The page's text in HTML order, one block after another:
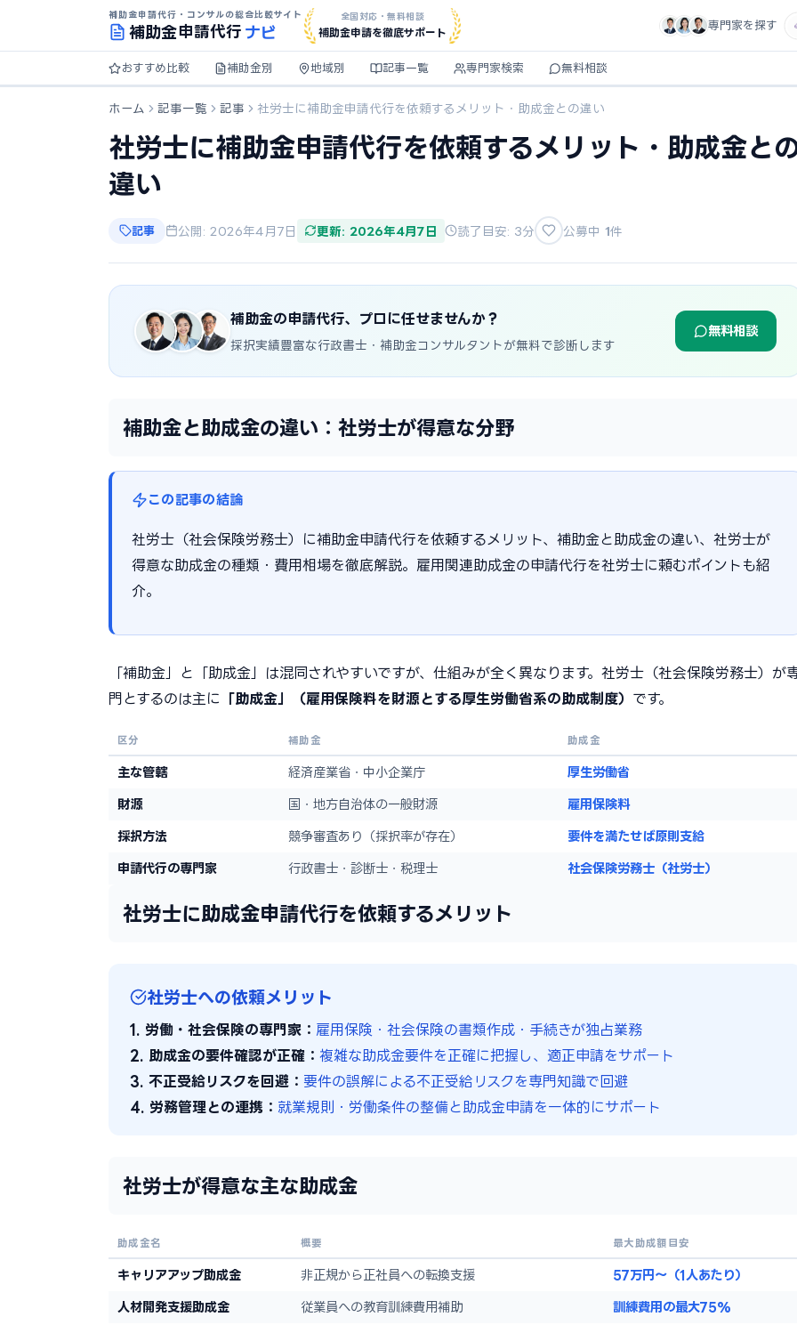
補助金申請代行・コンサルの総合比較サイト
補助金申請代行 ナビ
全国対応・無料相談
補助金申請を徹底サポート
専門家を探す
おすすめ比較 補助金別 地域別 記事一覧 専門家検索 無料相談
ホーム 記事一覧 記事 社労士に補助金申請代行を依頼するメリット・助成金との違い
社労士に補助金申請代行を依頼するメリット・助成金と
違い
記事 公開: 2026年4月7日 更新: 2026年4月7日 読了目安: 3分 公募中 1件
補助金の申請代行、プロに任せませんか？
採択実績豊富な行政書士・補助金コンサルタントが無料で診断します
無料相談
補助金と助成金の違い：社労士が得意な分野
この記事の結論
社労士（社会保険労務士）に補助金申請代行を依頼するメリット、補助金と助成金の違い、社労士が
得意な助成金の種類・費用相場を徹底解説。雇用関連助成金の申請代行を社労士に頼むポイントも紹
介。
「補助金」と「助成金」は混同されやすいですが、仕組みが全く異なります。社労士（社会保険労務士）が
門とするのは主に
「助成金」（雇用保険料を財源とする厚生労働省系の助成制度） です。
区分 補助金 助成金
主な管轄 経済産業省・中小企業庁 厚生労働省
財源 国・地方自治体の一般財源 雇用保険料
採択方法 競争審査あり（採択率が存在） 要件を満たせば原則支給
申請代行の専門家 行政書士・診断士・税理士 社会保険労務士（社労士）
社労士に助成金申請代行を依頼するメリット
社労士への依頼メリット
1. 労働・社会保険の専門家： 雇用保険・社会保険の書類作成・手続きが独占業務
2. 助成金の要件確認が正確： 複雑な助成金要件を正確に把握し、適正申請をサポート
3. 不正受給リスクを回避： 要件の誤解による不正受給リスクを専門知識で回避
4. 労務管理との連携： 就業規則・労働条件の整備と助成金申請を一体的にサポート
社労士が得意な主な助成金
助成金名 概要 最大助成額目安
キャリアアップ助成金 非正規から正社員への転換支援 57万円〜（1人あたり）
人材開発支援助成金 従業員への教育訓練費用補助 訓練費用の最大75%